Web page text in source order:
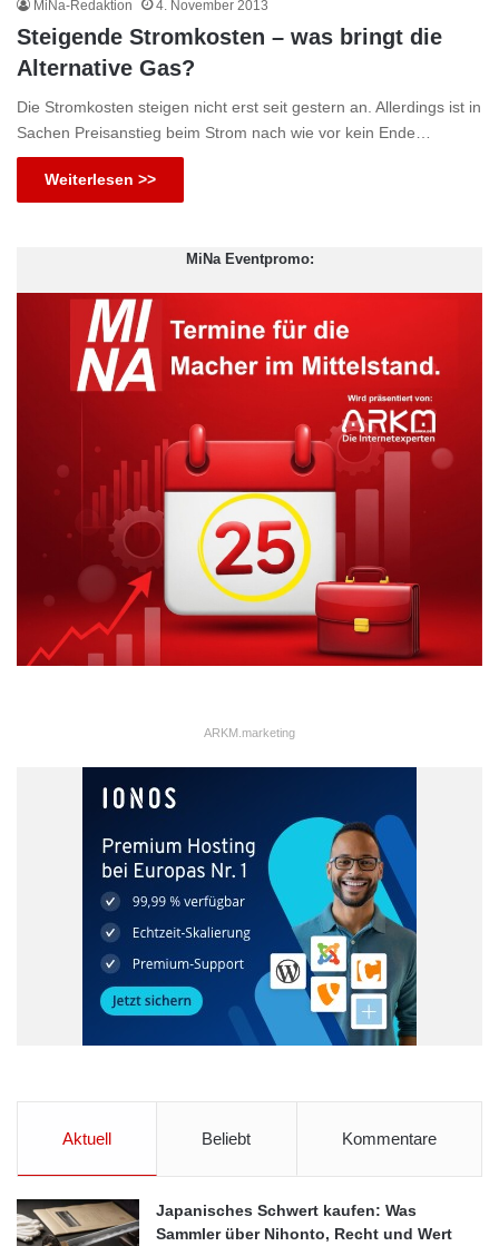
MiNa-Redaktion 4. November 2013
Steigende Stromkosten – was bringt die
Alternative Gas?
Die Stromkosten steigen nicht erst seit gestern an. Allerdings ist in
Sachen Preisanstieg beim Strom nach wie vor kein Ende…
Weiterlesen >>
MiNa Eventpromo:
ARKM.marketing
Aktuell Beliebt Kommentare
Japanisches Schwert kaufen: Was
Sammler über Nihonto, Recht und Wert